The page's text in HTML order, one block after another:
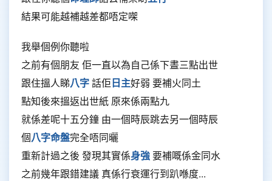
結果可能越補越差都唔定㗎
我舉個例你聽啦
之前有個朋友 佢一直以為自己係下晝三點出世
跟住搵人睇八字話佢日主好弱 要補火同土
點知後來搵返出世紙 原來係兩點九
就係差呢十五分鐘 由一個時辰跳去另一個時辰
個八字命盤完全唔同曬
重新計過之後 發現其實係身強要補嘅係金同水
之前幾年跟錯建議 真係行衰運行到趴喺度...